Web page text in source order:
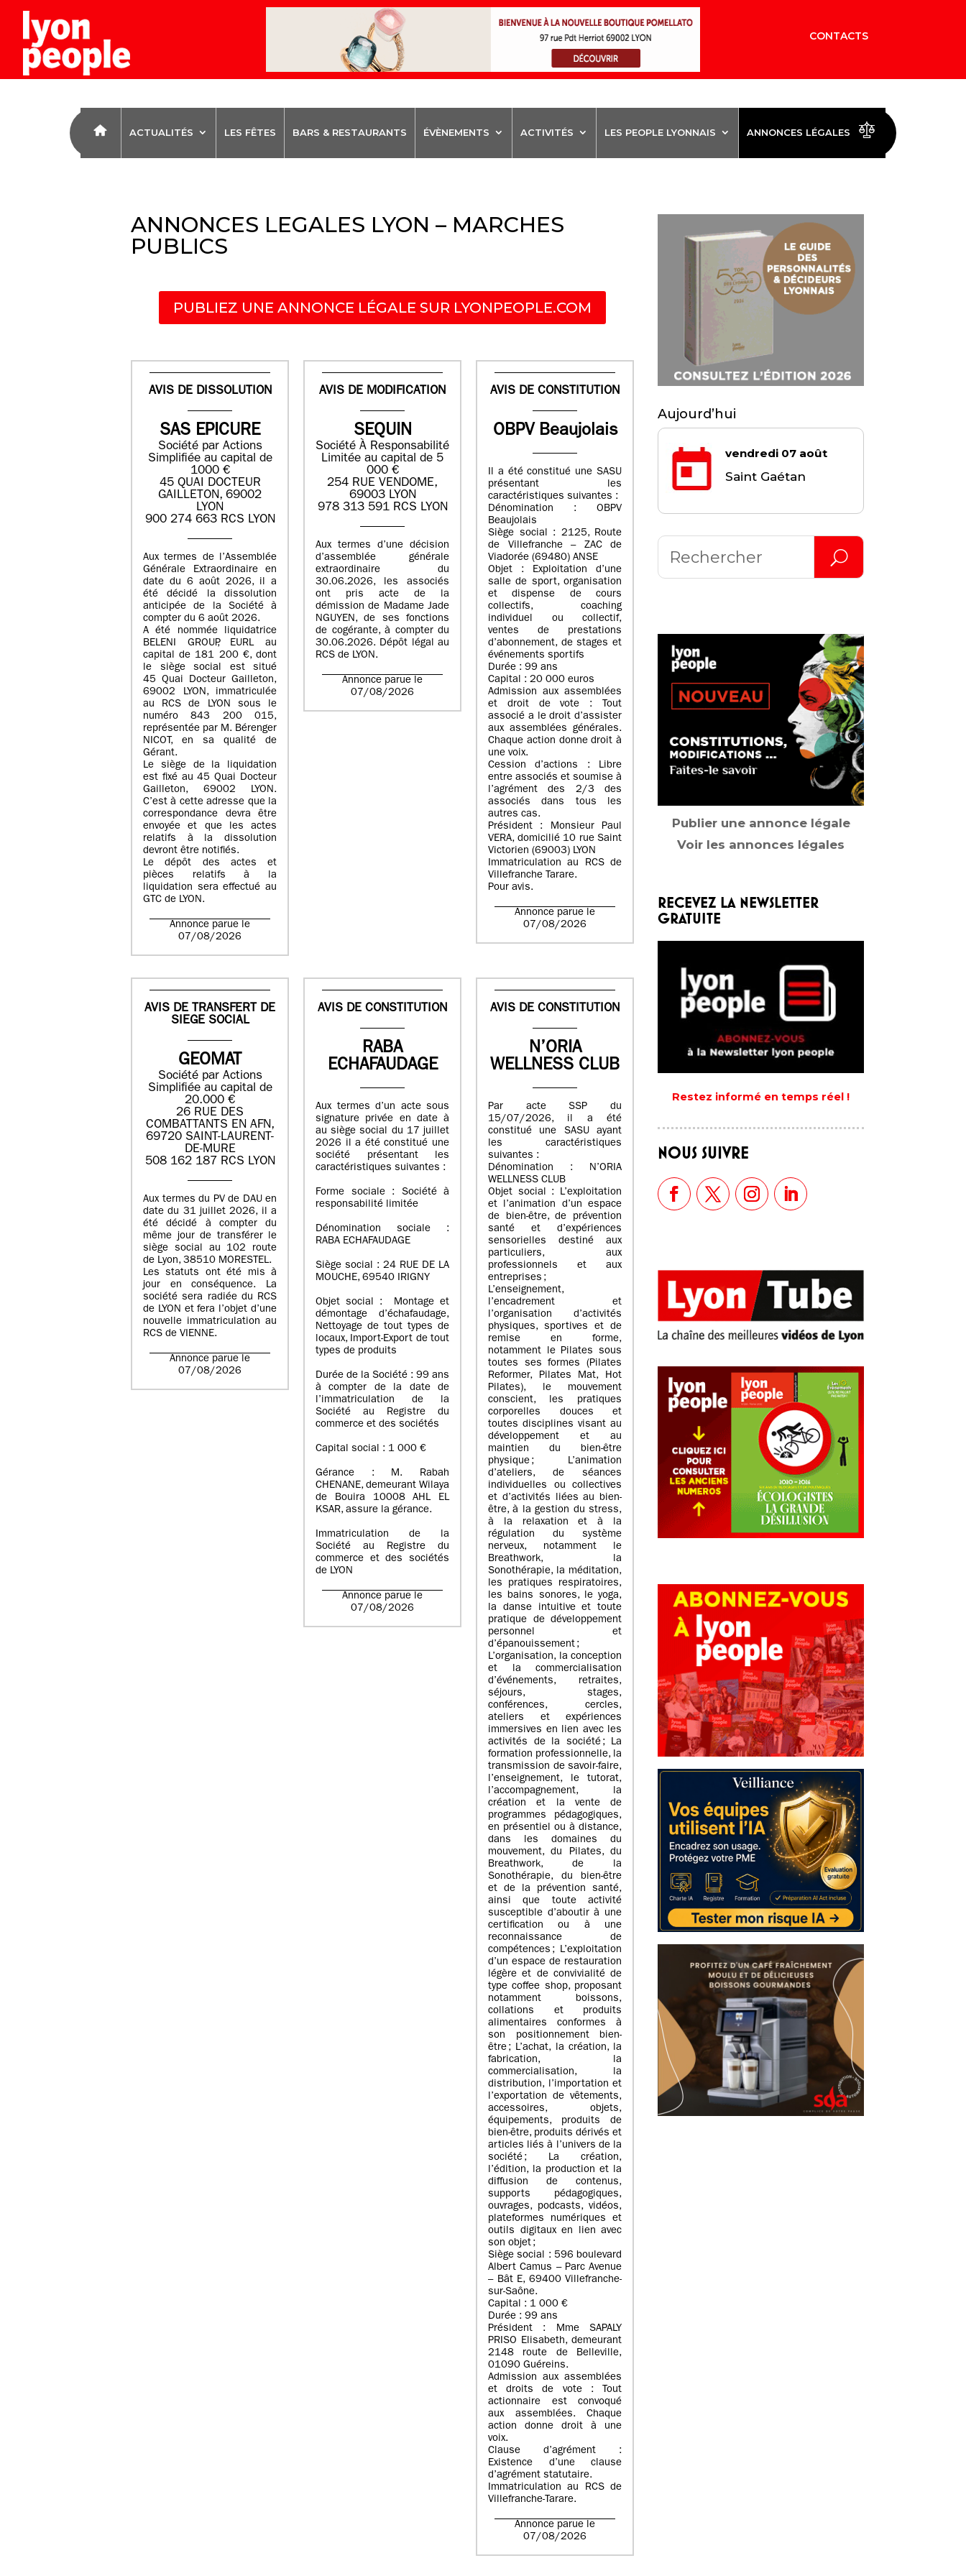
CONTACTS
ACTUALITÉS LES FÊTES BARS & RESTAURANTS ÉVÈNEMENTS ACTIVITÉS LES PEOPLE LYONNAIS ANNONCES LÉGALES
ANNONCES LEGALES LYON – MARCHES
PUBLICS
PUBLIEZ UNE ANNONCE LÉGALE SUR LYONPEOPLE.COM
AVIS DE DISSOLUTION
SAS EPICURE
Société par Actions
Simplifiée au capital de
1000 €
45 QUAI DOCTEUR
GAILLETON, 69002
LYON
900 274 663 RCS LYON
Aux termes de l’Assemblée
Générale Extraordinaire en
date du 6 août 2026, il a
été décidé la dissolution
anticipée de la Société à
compter du 6 août 2026.
A été nommée liquidatrice
BELENI GROUP, EURL au
capital de 181 200 €, dont
le siège social est situé
45 Quai Docteur Gailleton,
69002 LYON, immatriculée
au RCS de LYON sous le
numéro 843 200 015,
représentée par M. Bérenger
NICOT, en sa qualité de
Gérant.
Le siège de la liquidation
est fixé au45 Quai Docteur
Gailleton, 69002 LYON.
C’est à cette adresse que la
correspondance devra être
envoyée et que les actes
relatifs à la dissolution
devront être notifiés.
Le dépôt des actes et
pièces relatifs à la
liquidation sera effectué au
GTC de LYON.
Annonce parue le
07/08/2026
AVIS DE MODIFICATION
SEQUIN
Société À Responsabilité
Limitée au capital de 5
000 €
254 RUE VENDOME,
69003 LYON
978 313 591 RCS LYON
Aux termes d’une décision
d’assemblée générale
extraordinaire du
30.06.2026, les associés
ont pris acte de la
démission de Madame Jade
NGUYEN, de ses fonctions
de cogérante, à compter du
30.06.2026. Dépôt légal au
RCS de LYON.
Annonce parue le
07/08/2026
AVIS DE CONSTITUTION
OBPV Beaujolais
Il a été constitué une SASU
présentant les
caractéristiques suivantes :
Dénomination : OBPV
Beaujolais
Siège social : 2125, Route
de Villefranche – ZAC de
Viadorée (69480) ANSE
Objet : Exploitation d’une
salle de sport, organisation
et dispense de cours
collectifs, coaching
individuel ou collectif,
ventes de prestations
d’abonnement, de stages et
événements sportifs
Durée : 99 ans
Capital : 20 000 euros
Admission aux assemblées
et droit de vote : Tout
associé a le droit d’assister
aux assemblées générales.
Chaque action donne droit à
une voix.
Cession d’actions : Libre
entre associés et soumise à
l’agrément des 2/3 des
associés dans tous les
autres cas.
Président : Monsieur Paul
VERA, domicilié 10 rue Saint
Victorien (69003) LYON
Immatriculation au RCS de
Villefranche Tarare.
Pour avis.
Annonce parue le
07/08/2026
AVIS DE TRANSFERT DE
SIEGE SOCIAL
GEOMAT
Société par Actions
Simplifiée au capital de
20.000 €
26 RUE DES
COMBATTANTS EN AFN,
69720 SAINT-LAURENT-
DE-MURE
508 162 187 RCS LYON
Aux termes du PV de DAU en
date du 31 juillet 2026, il a
été décidé à compter du
même jour de transférer le
siège social au 102 route
de Lyon, 38510 MORESTEL.
Les statuts ont été mis à
jour en conséquence. La
société sera radiée du RCS
de LYON et fera l’objet d’une
nouvelle immatriculation au
RCS de VIENNE.
Annonce parue le
07/08/2026
AVIS DE CONSTITUTION
RABA
ECHAFAUDAGE
Aux termes d’un acte sous
signature privée en date à
au siège social du 17 juillet
2026 il a été constitué une
société présentant les
caractéristiques suivantes :
Forme sociale : Société à
responsabilité limitée
Dénomination sociale :
RABA ECHAFAUDAGE
Siège social : 24 RUE DE LA
MOUCHE, 69540 IRIGNY
Objet social : Montage et
démontage d’échafaudage,
Nettoyage de tout types de
locaux, Import-Export de tout
types de produits
Durée de la Société : 99 ans
à compter de la date de
l’immatriculation de la
Société au Registre du
commerce et des sociétés
Capital social : 1 000 €
Gérance : M. Rabah
CHENANE, demeurant Wilaya
de Bouira 10008 AHL EL
KSAR, assure la gérance.
Immatriculation de la
Société au Registre du
commerce et des sociétés
de LYON
Annonce parue le
07/08/2026
AVIS DE CONSTITUTION
N’ORIA
WELLNESS CLUB
Par acte SSP du
15/07/2026, il a été
constitué une SASU ayant
les caractéristiques
suivantes :
Dénomination : N’ORIA
WELLNESS CLUB
Objet social : L’exploitation
et l’animation d’un espace
de bien-être, de prévention
santé et d’expériences
sensorielles destiné aux
particuliers, aux
professionnels et aux
entreprises ;
L’enseignement,
l’encadrement et
l’organisation d’activités
physiques, sportives et de
remise en forme,
notamment le Pilates sous
toutes ses formes (Pilates
Reformer, Pilates Mat, Hot
Pilates), le mouvement
conscient, les pratiques
corporelles douces et
toutes disciplines visant au
développement et au
maintien du bien-être
physique ; L’animation
d’ateliers, de séances
individuelles ou collectives
et d’activités liées au bien-
être, à la gestion du stress,
à la relaxation et à la
régulation du système
nerveux, notamment le
Breathwork, la
Sonothérapie, la méditation,
les pratiques respiratoires,
les bains sonores, le yoga,
la danse intuitive et toute
pratique de développement
personnel et
d’épanouissement ;
L’organisation, la conception
et la commercialisation
d’événements, retraites,
séjours, stages,
conférences, cercles,
ateliers et expériences
immersives en lien avec les
activités de la société ; La
formation professionnelle, la
transmission de savoir-faire,
l’enseignement, le tutorat,
l’accompagnement, la
création et la vente de
programmes pédagogiques,
en présentiel ou à distance,
dans les domaines du
mouvement, du Pilates, du
Breathwork, de la
Sonothérapie, du bien-être
et de la prévention santé,
ainsi que toute activité
susceptible d’aboutir à une
certification ou à une
reconnaissance de
compétences ; L’exploitation
d’un espace de restauration
légère et de convivialité de
type coffee shop, proposant
notamment boissons,
collations et produits
alimentaires conformes à
son positionnement bien-
être ; L’achat, la création, la
fabrication, la
commercialisation, la
distribution, l’importation et
l’exportation de vêtements,
accessoires, objets,
équipements, produits de
bien-être, produits dérivés et
articles liés à l’univers de la
société ; La création,
l’édition, la production et la
diffusion de contenus,
supports pédagogiques,
ouvrages, podcasts, vidéos,
plateformes numériques et
outils digitaux en lien avec
son objet ;
Siège social : 596 boulevard
Albert Camus – Parc Avenue
– Bât E, 69400 Villefranche-
sur-Saône.
Capital : 1 000 €
Durée : 99 ans
Président : Mme SAPALY
PRISO Elisabeth, demeurant
2148 route de Belleville,
01090 Guéreins.
Admission aux assemblées
et droits de vote : Tout
actionnaire est convoqué
aux assemblées. Chaque
action donne droit à une
voix.
Clause d’agrément :
Existence d’une clause
d’agrément statutaire.
Immatriculation au RCS de
Villefranche-Tarare.
Annonce parue le
07/08/2026
Aujourd’hui
vendredi 07 août
Saint Gaétan
Publier une annonce légale
Voir les annonces légales
RECEVEZ LA NEWSLETTER
GRATUITE
Restez informé en temps réel !
NOUS SUIVRE